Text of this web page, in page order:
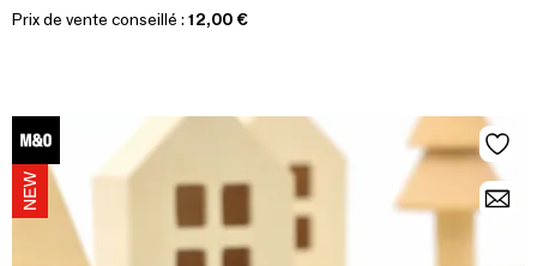
Prix de vente conseillé : 12,00 €